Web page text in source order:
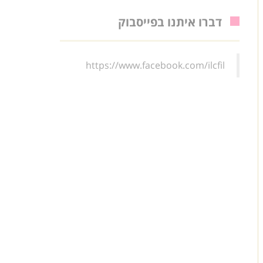
דברו איתנו בפייסבוק
https://www.facebook.com/ilcfil